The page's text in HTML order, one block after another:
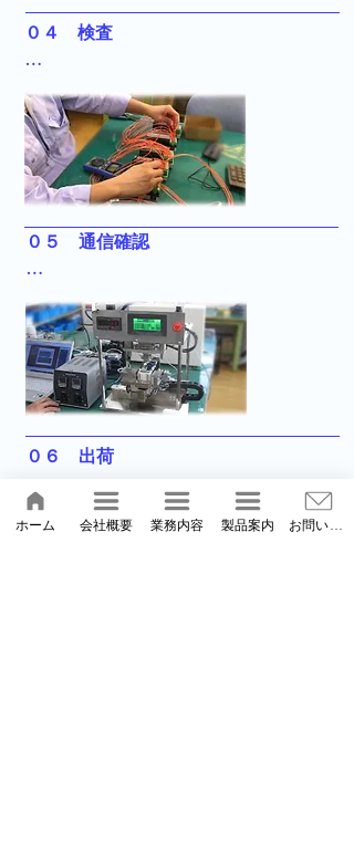
０４　検査
検査から通電しての動作試験の検査を
行います。
不備のないように、品質管理には万全
を期しています。
０５　通信確認
を行います。また、モータなどの機器
を用いて社内でできる限りの動作確認
を行います。
０６　出荷
キズがつかぬように梱包し、自社トラ
ックや運送業者へ依頼をし配達いたし
ホーム 会社概要 業務内容 製品案内